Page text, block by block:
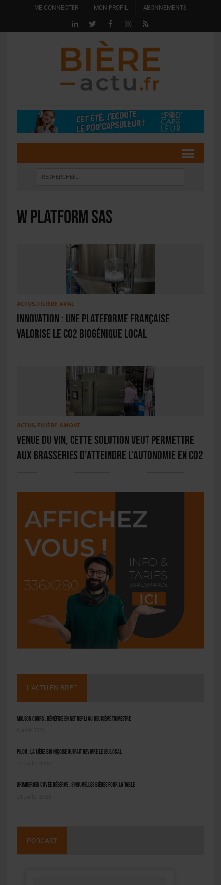
ME CONNECTER MON PROFIL ABONNEMENTS
W Platform SAS
ACTUS, FILIÈRE AVAL
Innovation : une plateforme française
valorise le CO2 biogénique local
ACTUS, FILIÈRE AMONT
Venue du vin, cette solution veut permettre
aux brasseries d’atteindre l’autonomie en CO2
L'ACTU EN BREF
Molson Coors : bénéfice en net repli au deuxième trimestre
Pilou : la bière bio niçoise qui fait revivre le jeu local
Grimbergen Cuvée Réserve : 3 nouvelles bières pour la table
PODCAST